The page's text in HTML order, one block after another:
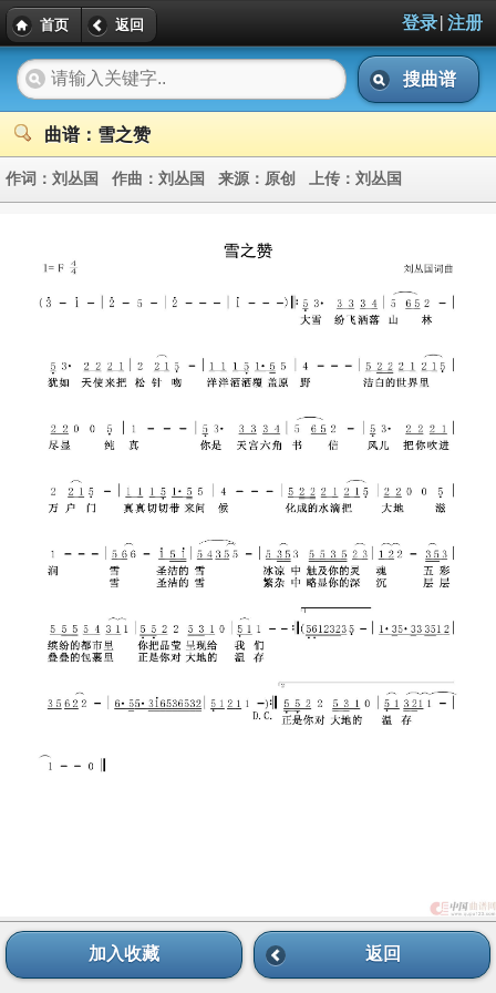
首页 返回 登录| 注册
搜曲谱
曲谱：雪之赞
作词： 刘丛国 作曲： 刘丛国 来源： 原创 上传： 刘丛国
加入收藏 返回